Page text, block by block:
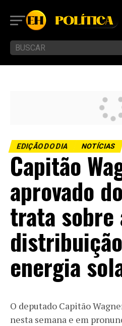
EDIÇÃO DO DIA NOTÍCIAS
Capitão
aprovado
trata sobre
energia
O deputado Capitão
nesta semana e em